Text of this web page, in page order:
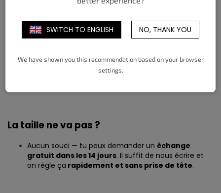
Les shorts de la marque sont également inspirés par
l’oversize (par exemple style basket) et taillent plus
Si tu veux une coupe plus standard, nous conseillons
une taille en dessous de ta taille habituelle.
La taille ne va pas ?
Aucun souci — tu peux demander un échange
gratuit dans les 14 jours. Il suffit de nous écrire et
on règle ça rapidement et sans prise de tête.
SWITCH TO ENGLISH NO, THANK YOU
We have shown you this recommendation based on your browser
settings.